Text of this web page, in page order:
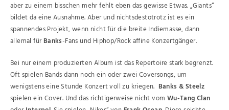
aber zu einem bisschen mehr fehlt eben das gewisse Etwas. „Giants“
bildet da eine Ausnahme. Aber und nichtsdestotrotz ist es ein
spannendes Projekt, wenn nicht für die breite Indiemasse, dann
allemal für Banks-Fans und Hiphop/Rock affine Konzertgänger.
Bei nur einem produzierten Album ist das Repertoire stark begrenzt.
Oft spielen Bands dann noch ein oder zwei Coversongs, um
wenigstens eine Stunde Konzert voll zu kriegen. Banks & Steelz
spielen ein Cover. Und das richtigerweise nicht vom Wu-Tang Clan